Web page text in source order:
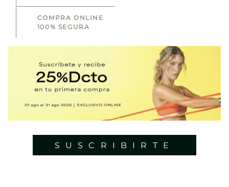
COMPRA ONLINE
100% SEGURA
SUSCRIBIRTE